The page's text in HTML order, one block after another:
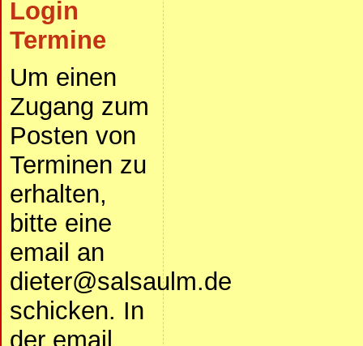
Login
Termine
Um einen
Zugang zum
Posten von
Terminen zu
erhalten,
bitte eine
email an
dieter@salsaulm.de
schicken. In
der email